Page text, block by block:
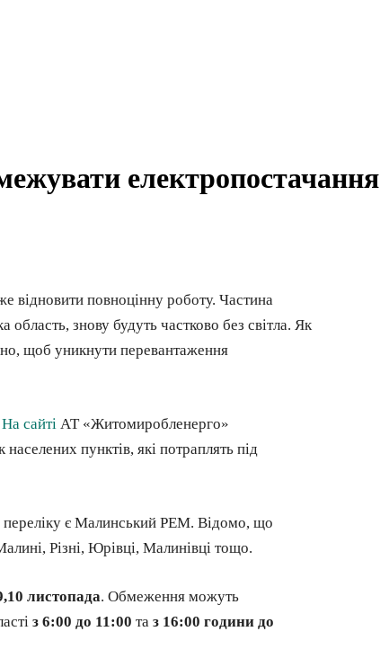
електропостачання
відновити повноцінну роботу. Частина
знову будуть частково без світла. Як
щоб уникнути перевантаження
На сайті АТ «Житомиробленерго»
пунктів, які потраплять під
переліку є Малинський РЕМ. Відомо, що
Різні, Юрівці, Малинівці тощо.
листопада. Обмеження можуть
з 6:00 до 11:00 та з 16:00 години до